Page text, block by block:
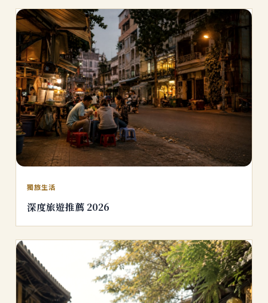
獨旅生活
深度旅遊推薦 2026